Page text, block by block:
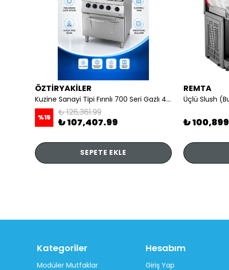
ÖZTİRYAKİLER
Kuzine Sanayi Tipi Fırınlı 700 Seri Gazlı 4 Açık Ateş 80x70x85 (Lp)-2X6Kw+2X7,5Kw+6Kw Elektrikli Fırın
%15 ₺ 126,361.99
₺ 107,407.99
SEPETE EKLE
REMTA
Üçlü Slush
₺
Kategoriler
Modüler Mutfaklar
Hesabım
Giriş Yap